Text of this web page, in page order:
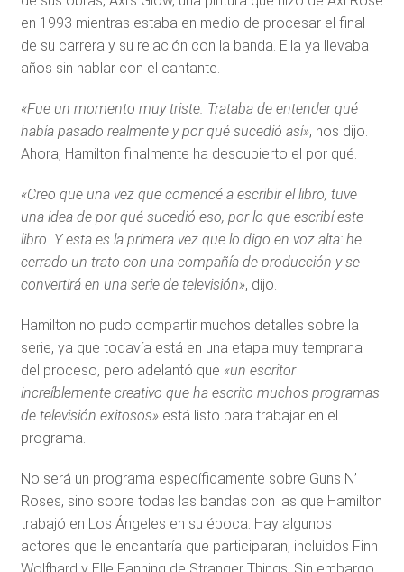
en 1993 mientras estaba en medio de procesar el final
de su carrera y su relación con la banda. Ella ya llevaba
años sin hablar con el cantante.
«Fue un momento muy triste. Trataba de entender qué
había pasado realmente y por qué sucedió así», nos dijo.
Ahora, Hamilton finalmente ha descubierto el por qué.
«Creo que una vez que comencé a escribir el libro, tuve
una idea de por qué sucedió eso, por lo que escribí este
libro. Y esta es la primera vez que lo digo en voz alta: he
cerrado un trato con una compañía de producción y se
convertirá en una serie de televisión», dijo.
Hamilton no pudo compartir muchos detalles sobre la
serie, ya que todavía está en una etapa muy temprana
del proceso, pero adelantó que «un escritor
increíblemente creativo que ha escrito muchos programas
de televisión exitosos»está listo para trabajar en el
programa.
No será un programa específicamente sobre Guns N’
Roses, sino sobre todas las bandas con las que Hamilton
trabajó en Los Ángeles en su época. Hay algunos
actores que le encantaría que participaran, incluidos Finn